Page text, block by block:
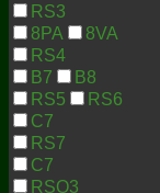
RS3
8PA
8VA
RS4
B7
B8
RS5
RS6
C7
RS7
C7
RSQ3